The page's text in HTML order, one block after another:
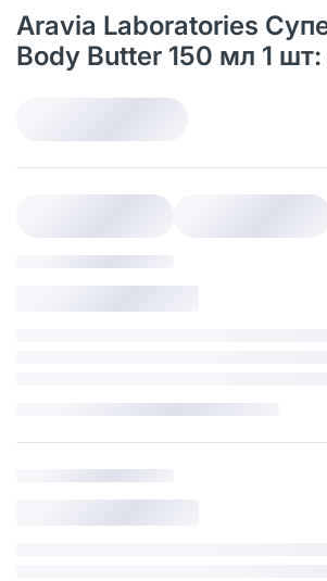
Aravia Laboratories
Body Butter 150 мл 1